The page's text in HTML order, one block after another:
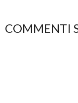
COMMENTI